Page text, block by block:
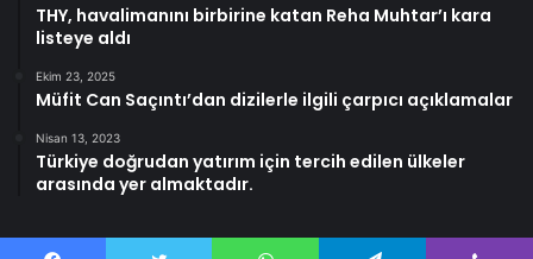
THY, havalimanını birbirine katan Reha Muhtar’ı kara
listeye aldı
Ekim 23, 2025
Müfit Can Saçıntı’dan dizilerle ilgili çarpıcı açıklamalar
Nisan 13, 2023
Türkiye doğrudan yatırım için tercih edilen ülkeler
arasında yer almaktadır.